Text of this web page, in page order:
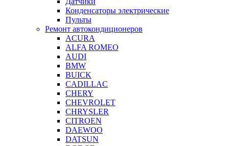
Конденсаторы электрические
Пульты
Ремонт автокондиционеров
ACURA
ALFA ROMEO
AUDI
BMW
BUICK
CADILLAC
CHERY
CHEVROLET
CHRYSLER
CITROEN
DAEWOO
DATSUN